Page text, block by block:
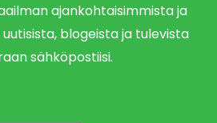
ajankohtaisimmista ja
blogeista ja tulevista
sähköpostiisi.